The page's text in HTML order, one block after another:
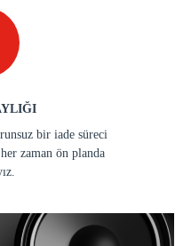
bir iade süreci
zaman ön planda